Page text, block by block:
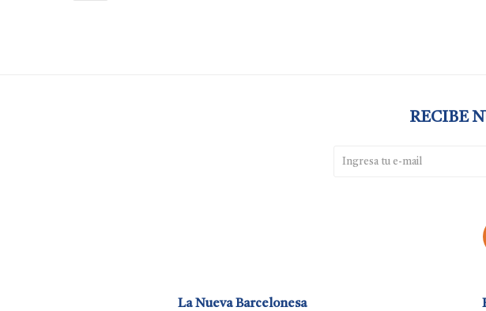
La Nueva Barcelonesa
RECIBE